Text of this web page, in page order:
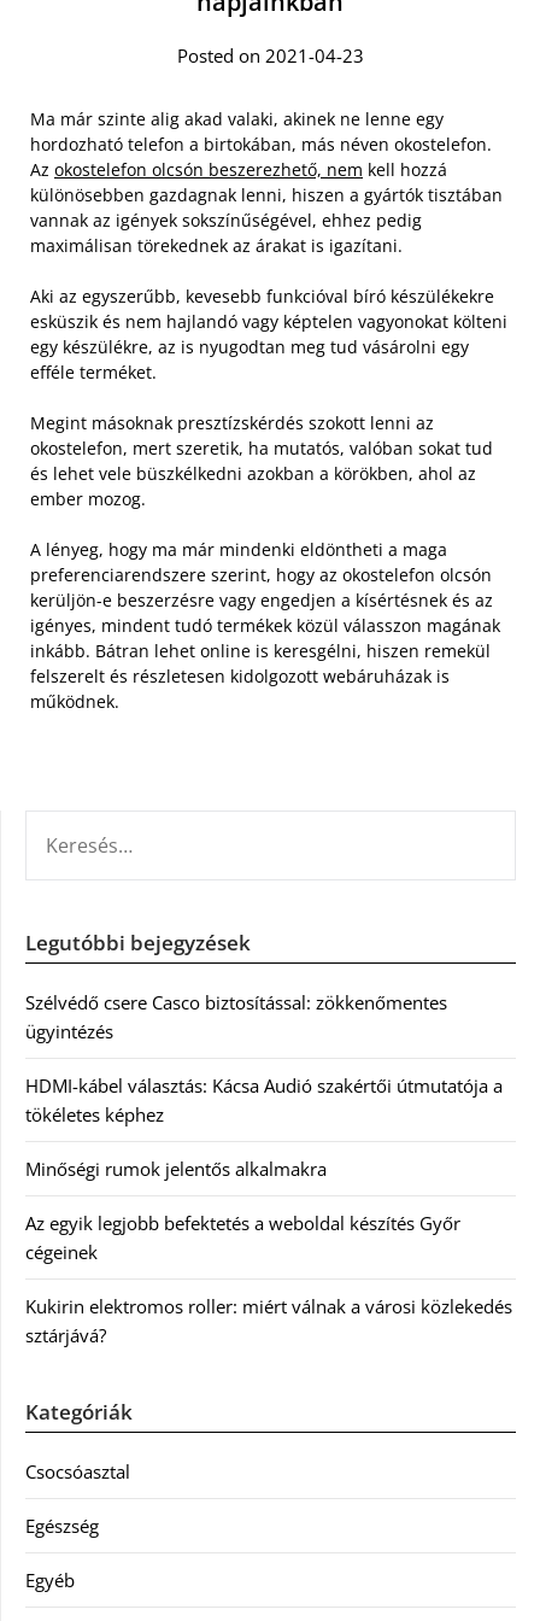
Posted on 2021-04-23
Ma már szinte alig akad valaki, akinek ne lenne egy
hordozható telefon a birtokában, más néven okostelefon.
Az okostelefon olcsón beszerezhető, nem kell hozzá
különösebben gazdagnak lenni, hiszen a gyártók tisztában
vannak az igények sokszínűségével, ehhez pedig
maximálisan törekednek az árakat is igazítani.
Aki az egyszerűbb, kevesebb funkcióval bíró készülékekre
esküszik és nem hajlandó vagy képtelen vagyonokat költeni
egy készülékre, az is nyugodtan meg tud vásárolni egy
efféle terméket.
Megint másoknak presztízskérdés szokott lenni az
okostelefon, mert szeretik, ha mutatós, valóban sokat tud
és lehet vele büszkélkedni azokban a körökben, ahol az
ember mozog.
A lényeg, hogy ma már mindenki eldöntheti a maga
preferenciarendszere szerint, hogy az okostelefon olcsón
kerüljön-e beszerzésre vagy engedjen a kísértésnek és az
igényes, mindent tudó termékek közül válasszon magának
inkább. Bátran lehet online is keresgélni, hiszen remekül
felszerelt és részletesen kidolgozott webáruházak is
működnek.
Legutóbbi bejegyzések
Szélvédő csere Casco biztosítással: zökkenőmentes
ügyintézés
HDMI-kábel választás: Kácsa Audió szakértői útmutatója a
tökéletes képhez
Minőségi rumok jelentős alkalmakra
Az egyik legjobb befektetés a weboldal készítés Győr
cégeinek
Kukirin elektromos roller: miért válnak a városi közlekedés
sztárjává?
Kategóriák
Csocsóasztal
Egészség
Egyéb